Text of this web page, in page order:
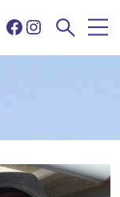
Facebook
Instagram